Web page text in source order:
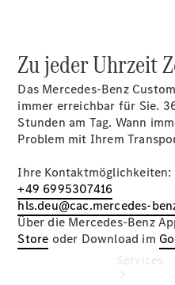
Sterne
Digitale
Extras
Zu jeder Uhrzeit
Das Mercedes-Benz
immer erreichbar für Sie.
Stunden am Tag. Wann
Problem mit Ihrem
Ihre Kontaktmöglichkeiten:
+49 6995307416
hls.deu@cac.mercedes-
Über die Mercedes-Benz
Store oder Download im